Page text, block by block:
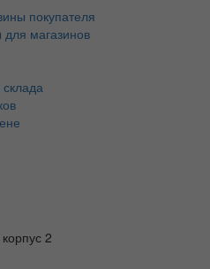
покупателя
магазинов
2